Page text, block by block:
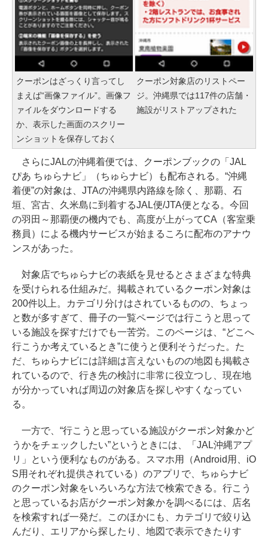
クーポンはざっくり言ってし
まえば“画像ファイル”。画像フ
ァイルをダウンロードする
か、表示した画面のスクリー
ンショットを保存しておく
クーポン対象店のリストペー
ジ。沖縄県では117件の店舗・
施設がリストアップされた
さらにJALの沖縄着便では、クーポンブックの「JAL
ぴあ ちゅらナビ」（ちゅらナビ）も配布される。“沖縄
着便”の対象は、JTAの沖縄県内路線を除く、那覇、石
垣、宮古、久米島に到着するJAL便/JTA便となる。今回
の羽田～那覇便の機内でも、高度が上がってCA（客室乗
務員）による機内サービスが始まるころに配布のアナウ
ンスがあった。
対象店でちゅらナビの表紙を見せるとさまざまな特典
を受けられる仕組みだ。掲載されているクーポン対象は
200件以上。カテゴリ分けはされているものの、ちょっ
と数が多すぎて、冊子の一覧ページでは行こうと思って
いる施設を探すだけでも一苦労。このページは、“どこへ
行こうか考えているとき”に使うと便利そうだった。た
だ、ちゅらナビには詳細は言えないものの地図も掲載さ
れているので、行き先の検討に非常に役立つし、現在地
が分かっていれば周辺の対象店を探しやすくなってい
る。
一方で、“行こうと思っている施設がクーポン対象かど
うかをチェックしたい”というときには、「JAL沖縄アプ
リ」という便利なものがある。スマホ用（Android用、iO
S用それぞれ提供されている）のアプリで、ちゅらナビ
のクーポン対象をいろいろな方法で検索できる。行こう
と思っているお店がクーポン対象かを調べるには、店名
を検索すれば一発だ。このほかにも、カテゴリで絞り込
んだり、エリアから探したり、地図で表示できたりす